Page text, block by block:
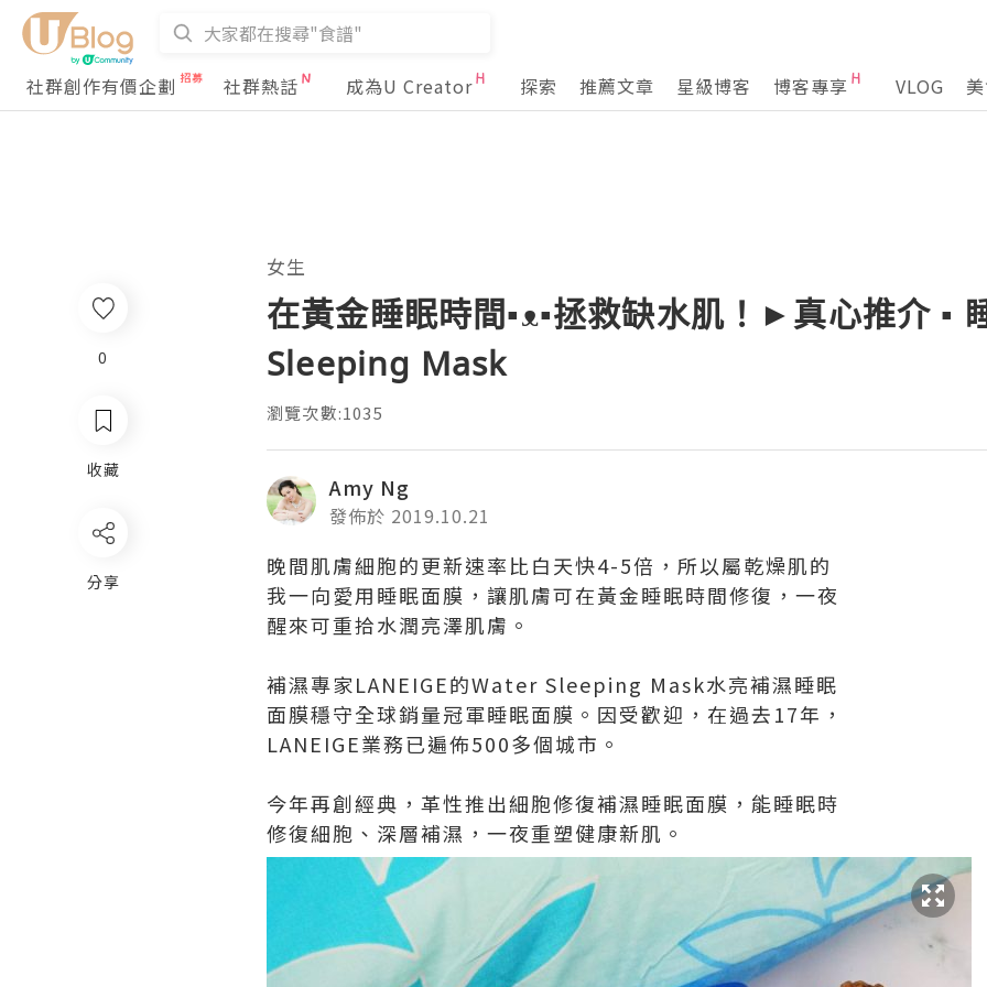
社群創作有價企劃 社群熱話 成為U Creator 探索 推薦文章 星級博客 博客專享 VLOG
0
收藏
分享
女生
在黃金睡眠時間▪ᴥ▪拯救缺水肌！►真心推介 ▪
Sleeping Mask
瀏覽次數:1035
Amy Ng
發佈於 2019.10.21
晚間肌膚細胞的更新速率比白天快4-5倍，所以屬乾燥肌的
我一向愛用睡眠面膜，讓肌膚可在黃金睡眠時間修復，一夜
醒來可重拾水潤亮澤肌膚。
補濕專家LANEIGE的Water Sleeping Mask水亮補濕睡眠
面膜穩守全球銷量冠軍睡眠面膜。因受歡迎，在過去17年，
LANEIGE業務已遍佈500多個城市。
今年再創經典，革性推出細胞修復補濕睡眠面膜，能睡眠時
修復細胞、深層補濕，一夜重塑健康新肌。